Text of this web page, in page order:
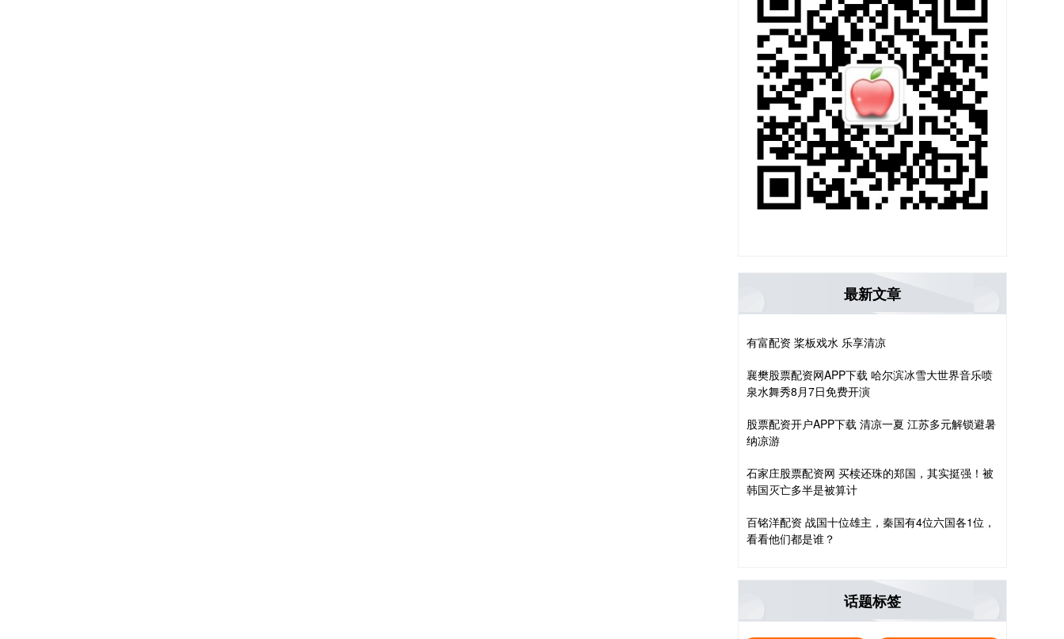
最新文章
有富配资 桨板戏水 乐享清凉
襄樊股票配资网APP下载 哈尔滨冰雪大世界音乐喷
泉水舞秀8月7日免费开演
股票配资开户APP下载 清凉一夏 江苏多元解锁避暑
纳凉游
石家庄股票配资网 买椟还珠的郑国，其实挺强！被
韩国灭亡多半是被算计
百铭洋配资 战国十位雄主，秦国有4位六国各1位，
看看他们都是谁？
话题标签